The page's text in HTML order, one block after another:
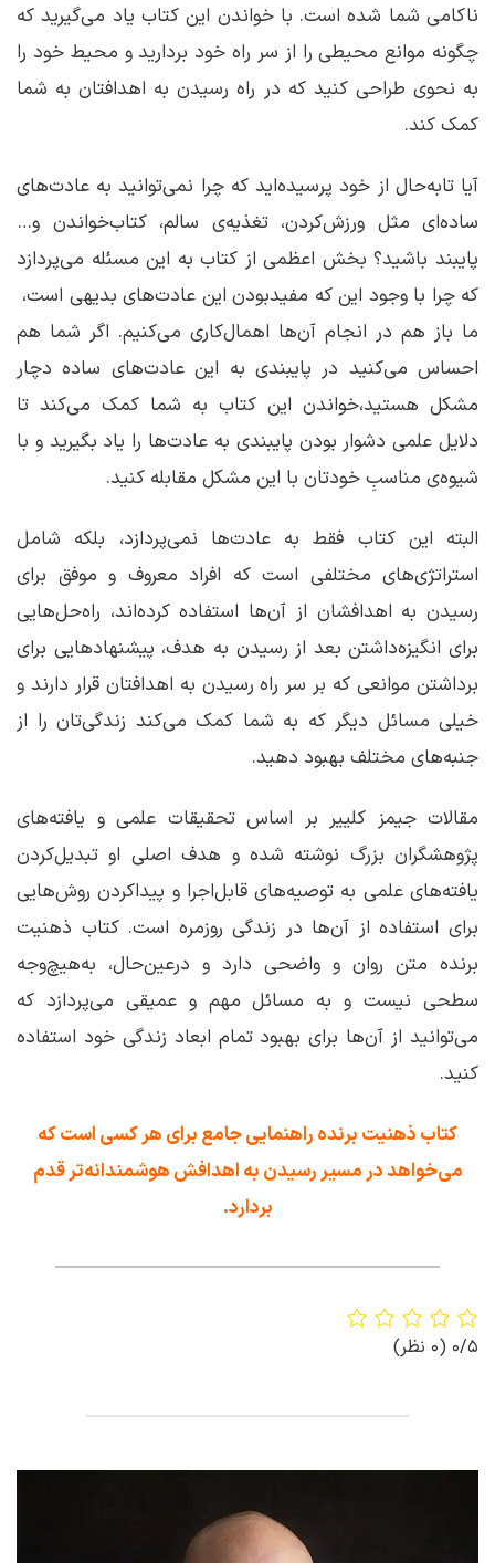
ناکامی شما شده‌ است. با خواندن این کتاب یاد می‌گیرید که
چگونه موانع محیطی را از سر راه خود بردارید و محیط خود را
به نحوی طراحی کنید که در راه رسیدن به اهدافتان به شما
کمک کند.
آیا تابه‌حال از خود پرسیده‌اید که چرا نمی‌توانید به عادت‌های
ساده‌ای مثل ورزش‌کردن، تغذیه‌ی سالم، کتاب‌خواندن و…
پایبند باشید؟ بخش اعظمی از کتاب به این مسئله می‌پردازد
که چرا با وجود این که مفیدبودن این عادت‌های بدیهی است، ‌
ما باز هم در انجام آن‌ها اهمال‌کاری می‌کنیم. اگر شما هم
احساس می‌کنید در پایبندی به این عادت‌های ساده دچار
مشکل هستید،خواندن این کتاب به شما کمک می‌کند تا
دلایل علمی دشوار بودن پایبندی به عادت‌ها را یاد بگیرید و با
شیوه‌ی مناسبِ خودتان با این مشکل مقابله کنید.
البته این کتاب فقط به عادت‌ها نمی‌پردازد، بلکه شامل
استراتژی‌های مختلفی است که افراد معروف و موفق برای
رسیدن به اهدافشان از آن‌ها استفاده کرده‌اند، راه‌حل‌هایی
برای انگیزه‌داشتن بعد از رسیدن به هدف، پیشنهادهایی برای
برداشتن موانعی که بر سر راه رسیدن به اهدافتان قرار دارند و
خیلی مسائل دیگر که به شما کمک می‌کند زندگی‌تان را از
جنبه‌های مختلف بهبود دهید.
مقالات جیمز کلییر بر اساس تحقیقات علمی و یافته‌های
پژوهشگران بزرگ نوشته شده و هدف اصلی او تبدیل‌کردن
یافته‌های علمی به توصیه‌های قابل‌اجرا و پیداکردن روش‌هایی
برای استفاده از آن‌ها در زندگی روزمره است. کتاب ذهنیت
برنده متن روان و واضحی دارد و درعین‌حال، به‌هیچ‌وجه
سطحی نیست و به مسائل مهم و عمیقی می‌پردازد که
می‌توانید از آن‌ها برای بهبود تمام ابعاد زندگی خود استفاده
کنید.
کتاب ذهنیت برنده راهنمایی جامع برای هر کسی است که
می‌خواهد در مسیر رسیدن به اهدافش هوشمندانه‌تر قدم
بردارد.
0/5 (0 نظر)